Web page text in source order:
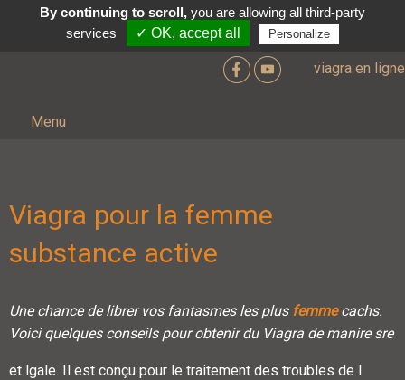
viagra en ligne
Menu
Viagra pour la femme
substance active
Une chancedelibrer vos fantasmes les plus femmecachs.
Voici quelques conseils pourobtenir du Viagra de manire sre
et lgale. Il est conçu pour le traitement des troubles de l
By continuing to scroll,you are allowing all third-party
services
✓ OK, accept all Personalize